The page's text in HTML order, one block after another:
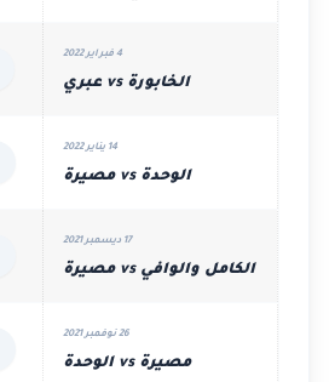
4 فبراير 2022
الخابورة vs عبري
14 يناير 2022
الوحدة vs مصيرة
17 ديسمبر 2021
الكامل والوافي vs مصيرة
26 نوفمبر 2021
مصيرة vs الوحدة